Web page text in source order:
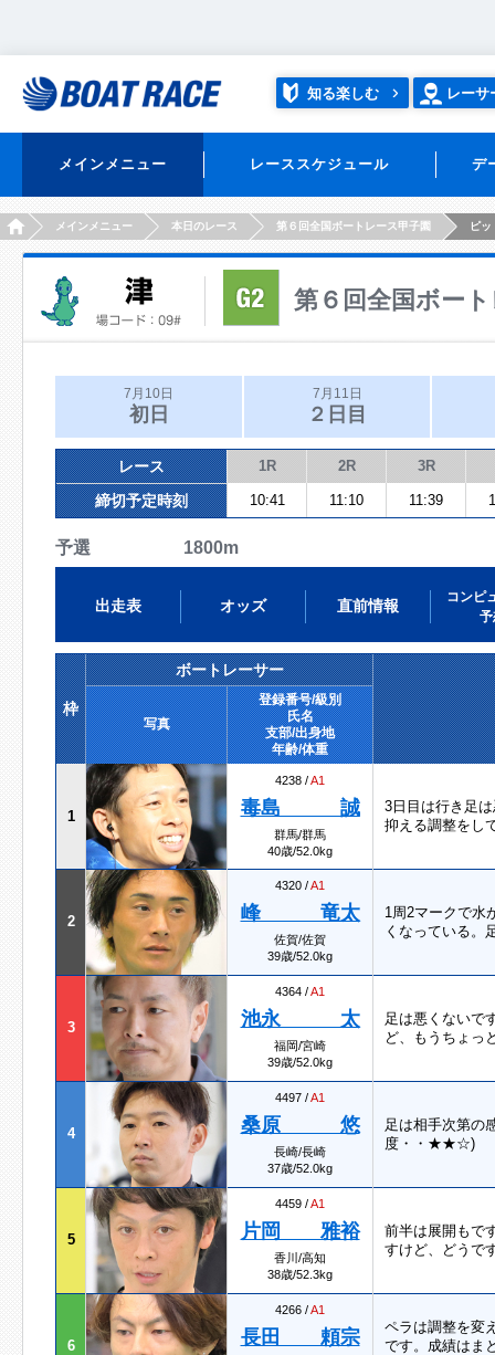
知る楽しむ レーサ
メインメニュー レーススケジュール デ
HOMEメインメニュー 本日のレース 第６回全国ボートレース甲子園 ピ
第６回全国ボー
7月10日
初日
7月11日
２日目
レース 1R 2R 3R
締切予定時刻 10:41 11:10 11:39
予選 1800m
出走表 オッズ 直前情報
コンピ
予
枠
ボートレーサー
写真
登録番号/級別
氏名
支部/出身地
年齢/体重
1
4238 /A1
毒島 誠
群馬/群馬
40歳/52.0kg
3日目は行き足
抑える調整をし
2
4320 /A1
峰 竜太
佐賀/佐賀
39歳/52.0kg
1周2マークで水
くなっている
3
4364 /A1
池永 太
福岡/宮崎
39歳/52.0kg
足は悪くないで
ど、もうちょ
4
4497 /A1
桑原 悠
長崎/長崎
37歳/52.0kg
足は相手次第の
度・・★★☆)
5
4459 /A1
片岡 雅裕
香川/高知
38歳/52.3kg
前半は展開もで
すけど、どうで
6
4266 /A1
長田 頼宗
ペラは調整を変
です。成績はま